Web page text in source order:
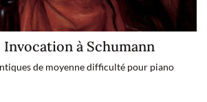
Invocation à Schumann
de moyenne difficulté pour piano